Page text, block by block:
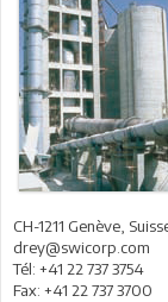
CH-1211 Genève,
drey@swicorp.com
Tél: +41 22 737 3754
Fax: +41 22 737 3700